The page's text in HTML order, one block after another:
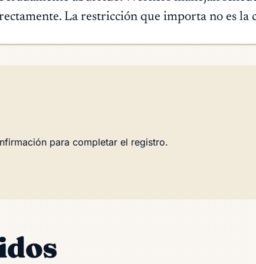
La restricción que importa no es
para completar el registro.